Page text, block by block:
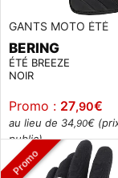
GANTS MOTO ÉTÉ
BERING
ÉTÉ BREEZE
NOIR
Promo : 27,90€
au lieu de 34,90€
public)
Promo